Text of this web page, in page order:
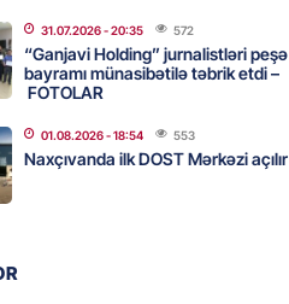
UNESCO-dakı yeni
kimdir? – DOSYE
- 16:00
pozan 26 nəfər tutuldu
31.07.2026- 20:35 572
“Ganjavi Holding” jurnalistləri peşə
bayramı münasibətilə təbrik etdi –
FOTOLAR
01.08.2026- 18:54 553
Naxçıvanda ilk DOST Mərkəzi açılır